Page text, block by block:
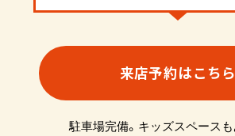
来店予約はこちら
駐車場完備。キッズスペースも